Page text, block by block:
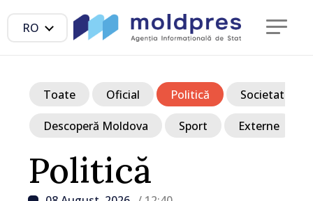
RO
Politică
Toate Oficial Politică Societate
Descoperă Moldova Sport Externe